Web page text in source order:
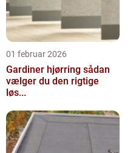
01 februar 2026
Gardiner hjørring sådan
vælger du den rigtige
løs...